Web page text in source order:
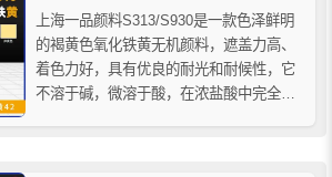
上海一品颜料S313/S930是一款色泽鲜明
的褐黄色氧化铁黄无机颜料，遮盖力高、
着色力好，具有优良的耐光和耐候性，它
不溶于碱，微溶于酸，在浓盐酸中完全溶